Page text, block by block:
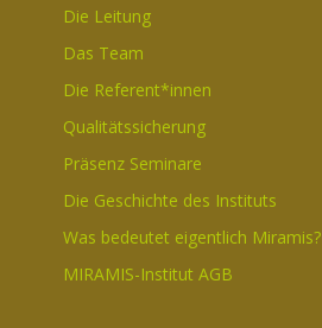
Die Leitung
Das Team
Die Referent*innen
Qualitätssicherung
Präsenz Seminare
Die Geschichte des Instituts
Was bedeutet eigentlich Miramis?
MIRAMIS-Institut AGB